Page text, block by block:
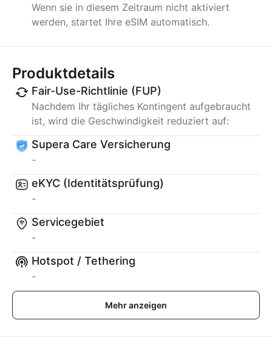
Wenn sie in diesem Zeitraum nicht aktiviert
werden, startet Ihre eSIM automatisch.
Produktdetails
Fair-Use-Richtlinie (FUP)
Nachdem Ihr tägliches Kontingent aufgebraucht
ist, wird die Geschwindigkeit reduziert auf:
Supera Care Versicherung
-
eKYC (Identitätsprüfung)
-
Servicegebiet
-
Hotspot / Tethering
-
Mehr anzeigen